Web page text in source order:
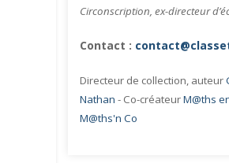
Circonscription, ex-directeur
Contact :
Directeur de collection, auteur
Nathan - Co-créateurM@ths
M@ths'n Co